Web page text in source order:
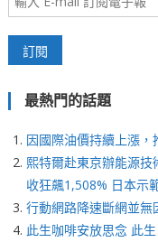
最熱門的話題
因國際油價持續上漲，
熙特爾赴東京辦能源
收狂飆1,508% 日本示
行動網路降速斷網並
此生咖啡安放思念 此